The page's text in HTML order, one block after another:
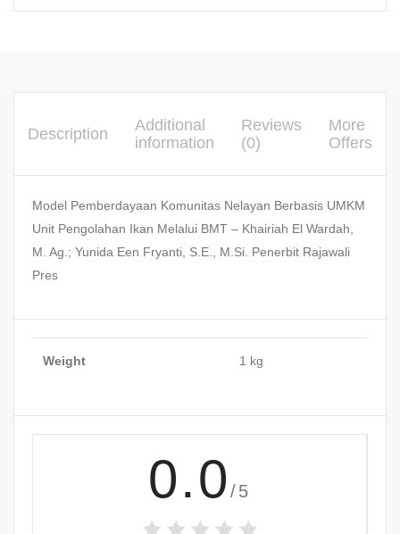
Description
Additional
information
Reviews
(0)
More
Offers
Model Pemberdayaan Komunitas Nelayan Berbasis UMKM
Unit Pengolahan Ikan Melalui BMT – Khairiah El Wardah,
M. Ag.; Yunida Een Fryanti, S.E., M.Si. Penerbit Rajawali
Pres
Weight 1 kg
0.0 /5